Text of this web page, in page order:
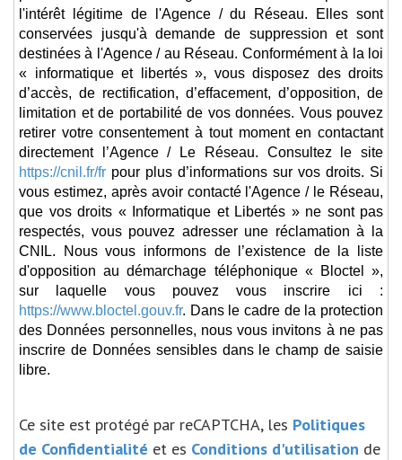
l'intérêt légitime de l'Agence / du Réseau. Elles sont
conservées jusqu'à demande de suppression et sont
destinées à l'Agence / au Réseau. Conformément à la loi
« informatique et libertés », vous disposez des droits
d’accès, de rectification, d’effacement, d’opposition, de
limitation et de portabilité de vos données. Vous pouvez
retirer votre consentement à tout moment en contactant
directement l’Agence / Le Réseau. Consultez le site
https://cnil.fr/fr pour plus d’informations sur vos droits. Si
vous estimez, après avoir contacté l'Agence / le Réseau,
que vos droits « Informatique et Libertés » ne sont pas
respectés, vous pouvez adresser une réclamation à la
CNIL. Nous vous informons de l’existence de la liste
d'opposition au démarchage téléphonique « Bloctel »,
sur laquelle vous pouvez vous inscrire ici :
https://www.bloctel.gouv.fr. Dans le cadre de la protection
des Données personnelles, nous vous invitons à ne pas
inscrire de Données sensibles dans le champ de saisie
libre.
Ce site est protégé par reCAPTCHA, les Politiques
de Confidentialité et es Conditions d'utilisation de